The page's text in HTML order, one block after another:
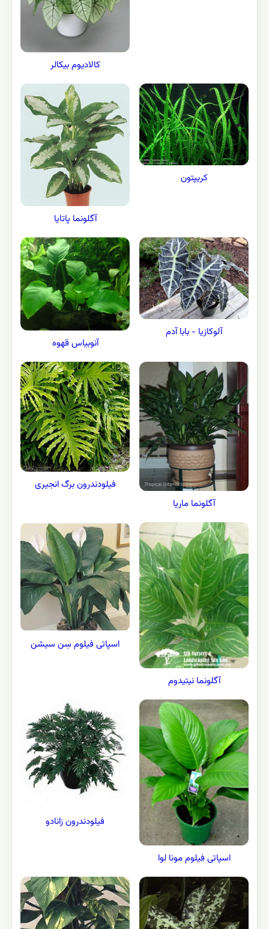
کالادیوم بیکالر
کریپتون
آگلونما پاتایا
آلوکازیا - بابا آدم
آنوبیاس قهوه
آگلونما ماریا
فیلودندرون برگ انجیری
آگلونما نیتیدوم
اسپاتی فیلوم سِن سیشن
اسپاتی فیلوم مونا لوا
فیلودندرون زانادو